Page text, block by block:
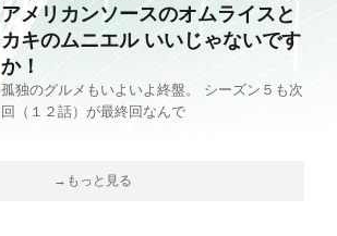
アメリカンソースのオムライスと
カキのムニエル いいじゃないです
か！
孤独のグルメもいよいよ終盤。 シーズン５も次
回（１２話）が最終回なんで
→もっと見る